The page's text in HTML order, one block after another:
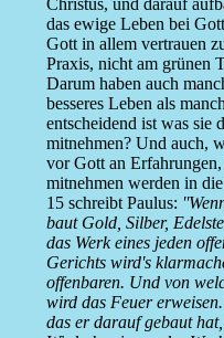
Christus, und darauf
das ewige Leben bei
Gott in allem vertrauen
Praxis, nicht am grünen
Darum haben auch
besseres Leben als
entscheidend ist was sie
mitnehmen? Und auch,
vor Gott an
mitnehmen werden in
15 schreibt Paulus:
baut Gold, Silber,
das Werk eines jeden
Gerichts wird's
offenbaren. Und von
wird das Feuer
das er darauf gebaut